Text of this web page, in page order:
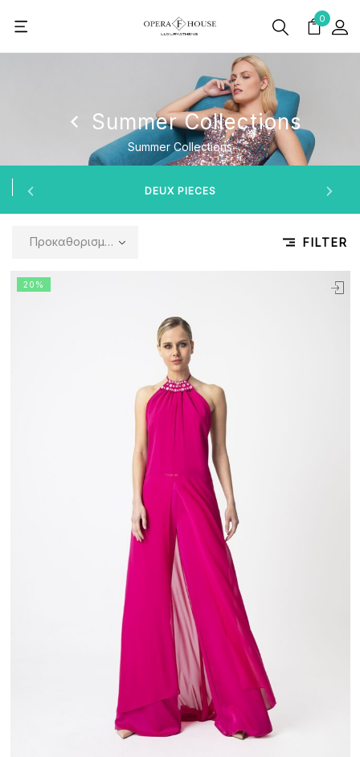
0
Summer Collections
Summer Collections
DEUX PIECES
FILTER
Προκαθορισμένη ταξινόμηση
20%